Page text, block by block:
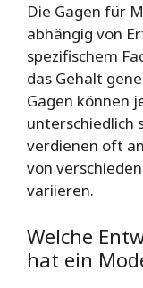
Die Gagen für
abhängig von
spezifischem
das Gehalt
Gagen können
unterschiedlich
verdienen oft
von
variieren.
Welche
hat ein